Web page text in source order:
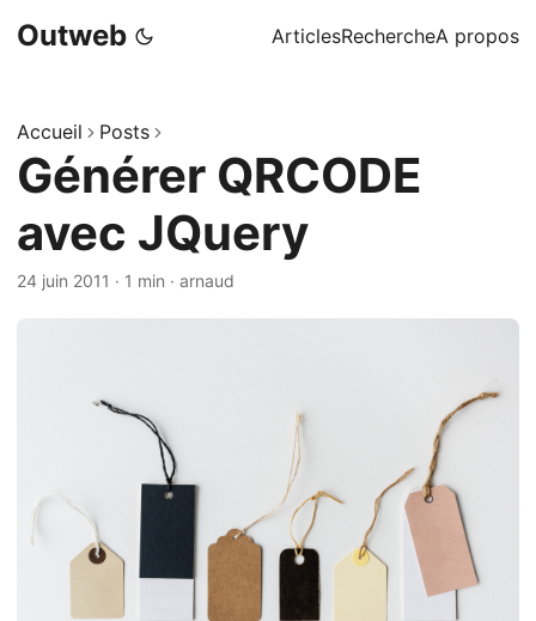
Outweb ArticlesRechercheA propos
Accueil Posts
Générer QRCODE
avec JQuery
24 juin 2011 · 1 min · arnaud